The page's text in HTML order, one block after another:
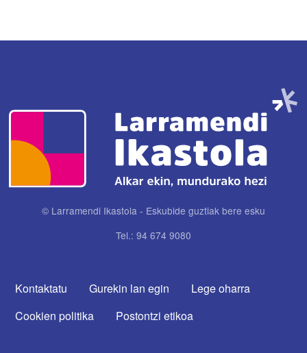
© Larramendi Ikastola - Eskubide guztiak bere esku
Tel.: 94 674 9080
CONTACTA CON NOSOTROS
Kontaktatu Gurekin lan egin
Lege oharra
Cookien politika
Postontzi etikoa